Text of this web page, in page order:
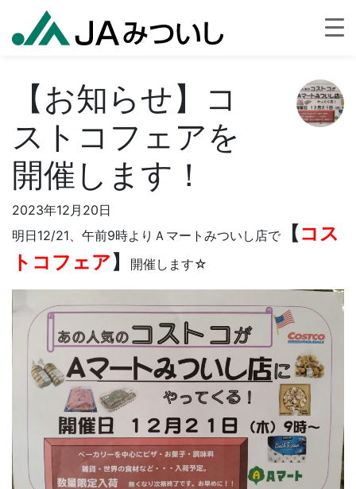
【お知らせ】コ
ストコフェアを
開催します！
2023年12月20日
明日12/21、午前9時よりＡマートみついし店で
【 コス
トコフェア】 開催します☆